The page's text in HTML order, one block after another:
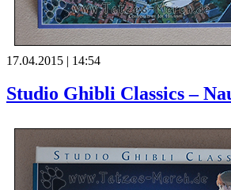
17.04.2015 | 14:54
Studio Ghibli Classics –